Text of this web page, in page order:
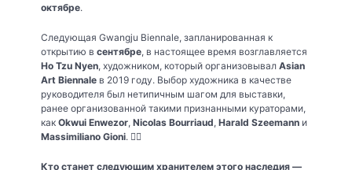
октябре.
Следующая Gwangju Biennale, запланированная к
открытию в сентябре, в настоящее время возглавляется
Ho Tzu Nyen, художником, который организовывал Asian
Art Biennale в 2019 году. Выбор художника в качестве
руководителя был нетипичным шагом для выставки,
ранее организованной такими признанными кураторами,
как Okwui Enwezor, Nicolas Bourriaud, Harald Szeemann и
Massimiliano Gioni. 🕵️‍♂️
Кто станет следующим хранителем этого наследия —